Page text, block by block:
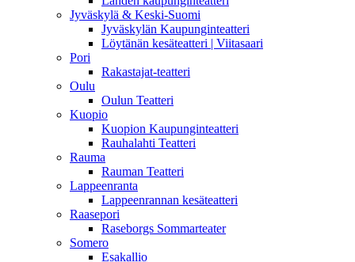
Jyväskylä & Keski-Suomi
Jyväskylän Kaupunginteatteri
Löytänän kesäteatteri | Viitasaari
Pori
Rakastajat-teatteri
Oulu
Oulun Teatteri
Kuopio
Kuopion Kaupunginteatteri
Rauhalahti Teatteri
Rauma
Rauman Teatteri
Lappeenranta
Lappeenrannan kesäteatteri
Raasepori
Raseborgs Sommarteater
Somero
Esakallio